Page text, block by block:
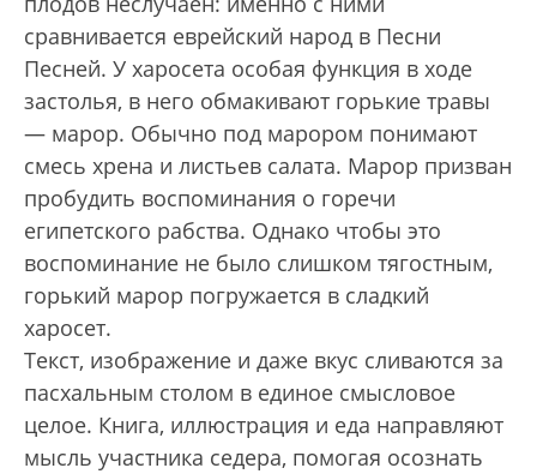
сравнивается еврейский народ в Песни
Песней. У харосета особая функция в ходе
застолья, в него обмакивают горькие травы
— марор. Обычно под марором понимают
смесь хрена и листьев салата. Марор призван
пробудить воспоминания о горечи
египетского рабства. Однако чтобы это
воспоминание не было слишком тягостным,
горький марор погружается в сладкий
харосет.
Текст, изображение и даже вкус сливаются за
пасхальным столом в единое смысловое
целое. Книга, иллюстрация и еда направляют
мысль участника седера, помогая осознать